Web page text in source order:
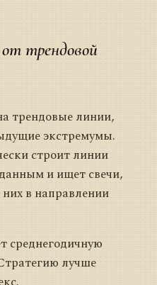
трендовой
трендовые линии,
экстремумы.
строит линии
и ищет свечи,
в направлении
среднегодичную
лучше